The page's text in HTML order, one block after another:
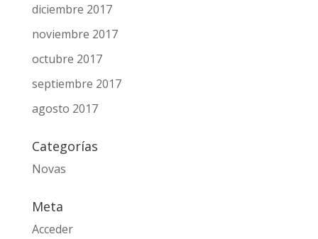
diciembre 2017
noviembre 2017
octubre 2017
septiembre 2017
agosto 2017
Categorías
Novas
Meta
Acceder